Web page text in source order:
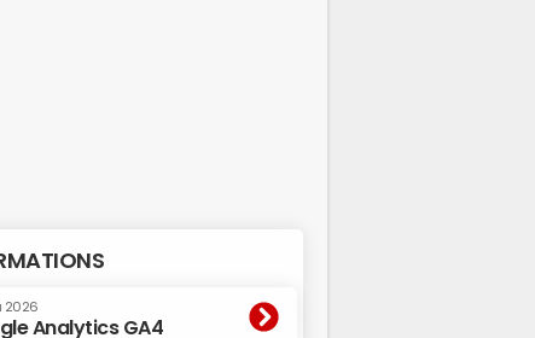
2026
Analytics GA4